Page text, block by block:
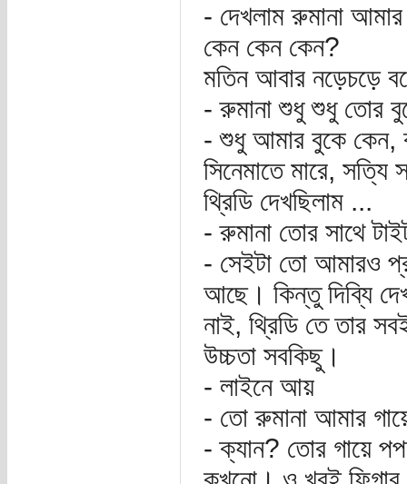
- দেখলাম রুমানা
কেন কেন কেন?
মতিন আবার নড়েচড়ে
- রুমানা শুধু শুধু তোর
- শুধু আমার বুকে কেন,
সিনেমাতে মারে, সত্যি
থ্রিডি দেখছিলাম ...
- রুমানা তোর সাথে
- সেইটা তো আমারও
আছে। কিন্তু দিব্যি
নাই, থ্রিডি তে তার
উচ্চতা সবকিছু।
- লাইনে আয়
- তো রুমানা আমার
- ক্যান? তোর গায়ে